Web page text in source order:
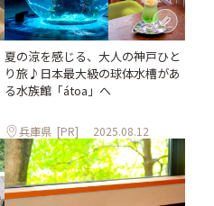
夏の涼を感じる、大人の神戸ひと
り旅♪日本最大級の球体水槽があ
る水族館「átoa」へ
兵庫県 [PR] 2025.08.12